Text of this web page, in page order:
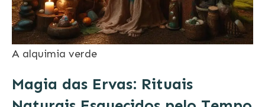
A alquimia verde
Magia das Ervas: Rituais